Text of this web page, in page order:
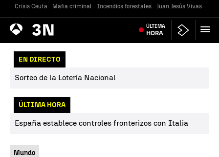
Crisis Ceuta Mafia criminal Incendios forestales Juan Jesús Vivas
Antena
3 Noticias ÚLTIMA
HORA
EN DIRECTO
Sorteo de la Lotería Nacional
ÚLTIMA HORA
España establece controles fronterizos con Italia
Mundo